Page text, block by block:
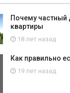
Почему
квартиры
18 лет назад
Как правильно
19 лет назад